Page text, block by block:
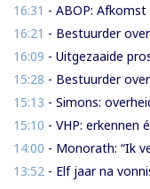
16:31 - ABOP: Afkomst
16:21 - Bestuurder
16:09 - Uitgezaaide prostaatkanker
15:28 - Bestuurder overleden na
15:13 - Simons: overheid stelt
15:10 - VHP: erkennen
14:00 - Monorath: “Ik vermoed
13:52 - Elf jaar na vonnis: